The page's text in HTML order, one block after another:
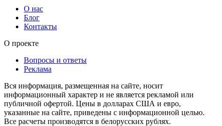
О нас
Блог
Контакты
О проекте
Вопросы и ответы
Реклама
Вся информация, размещенная на сайте, носит
информационный характер и не является рекламой или
публичной офертой. Цены в долларах США и евро,
указанные на сайте, приведены с информационной целью.
Все расчеты производятся в белорусских рублях.